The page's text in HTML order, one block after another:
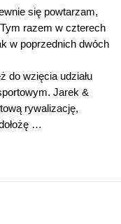
się powtarzam,
razem w czterech
w poprzednich dwóch
do wzięcia udziału
Jarek &
rywalizację,
…